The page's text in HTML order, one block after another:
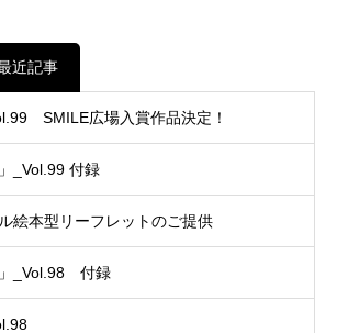
近記事
SMILE広場入賞作品決定！
_Vol.99 付録
絵本型リーフレットのご提供
_Vol.98 付録